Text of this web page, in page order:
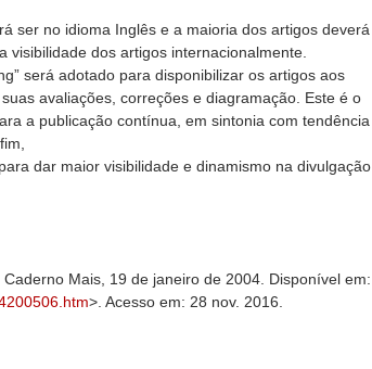
ser no idioma Inglês e a maioria dos artigos deverá
dos artigos internacionalmente.
será adotado para disponibilizar os artigos aos
avaliações, correções e diagramação. Este é o
a publicação contínua, em sintonia com tendência
dar maior visibilidade e dinamismo na divulgação
, Caderno Mais, 19 de janeiro de 2004. Disponível em:
>. Acesso em: 28 nov. 2016.